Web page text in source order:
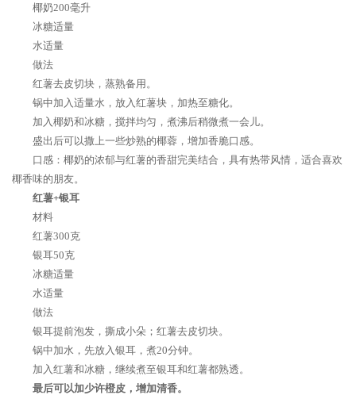
椰奶200毫升
冰糖适量
水适量
做法
红薯去皮切块，蒸熟备用。
锅中加入适量水，放入红薯块，加热至糖化。
加入椰奶和冰糖，搅拌均匀，煮沸后稍微煮一会儿。
盛出后可以撒上一些炒熟的椰蓉，增加香脆口感。
口感：椰奶的浓郁与红薯的香甜完美结合，具有热带风情，适合喜欢
椰香味的朋友。
红薯+银耳
材料
红薯300克
银耳50克
冰糖适量
水适量
做法
银耳提前泡发，撕成小朵；红薯去皮切块。
锅中加水，先放入银耳，煮20分钟。
加入红薯和冰糖，继续煮至银耳和红薯都熟透。
最后可以加少许橙皮，增加清香。